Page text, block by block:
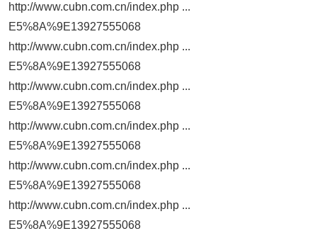
http://www.cubn.com.cn/index.php ...
E5%8A%9E13927555068
http://www.cubn.com.cn/index.php ...
E5%8A%9E13927555068
http://www.cubn.com.cn/index.php ...
E5%8A%9E13927555068
http://www.cubn.com.cn/index.php ...
E5%8A%9E13927555068
http://www.cubn.com.cn/index.php ...
E5%8A%9E13927555068
http://www.cubn.com.cn/index.php ...
E5%8A%9E13927555068